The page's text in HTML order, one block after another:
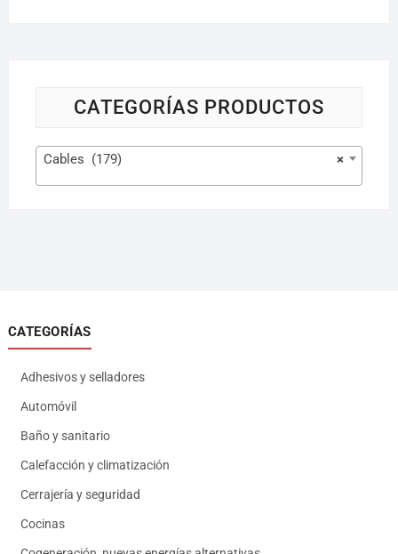
CATEGORÍAS PRODUCTOS
×
Cables (179)
CATEGORÍAS
Adhesivos y selladores
Automóvil
Baño y sanitario
Calefacción y climatización
Cerrajería y seguridad
Cocinas